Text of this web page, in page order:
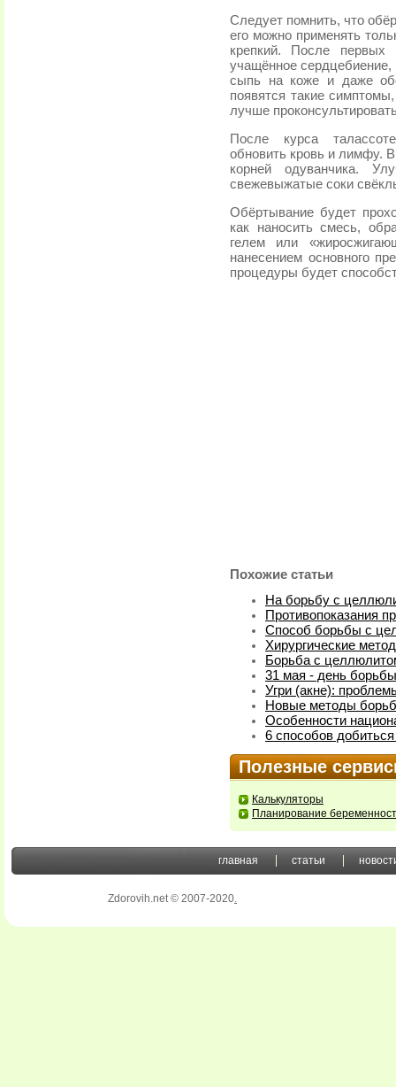
Следует помнить, что
его можно применять
крепкий. После первых
учащённое
сыпь на коже и даже
появятся такие
лучше
После курса
обновить кровь и лимфу.
корней одуванчика.
свежевыжатые соки
Обёртывание будет
как наносить смесь,
гелем или
нанесением основного
процедуры будет
Похожие статьи
На борьбу с
Противопоказания
Способ борьбы с
Хирургические
Борьба с
31 мая - день
Угри (акне):
Новые методы
Особенности
6 способов
Полезные
Калькуляторы
Планирование
главная статьи
Zdorovih.net © 2007-2020